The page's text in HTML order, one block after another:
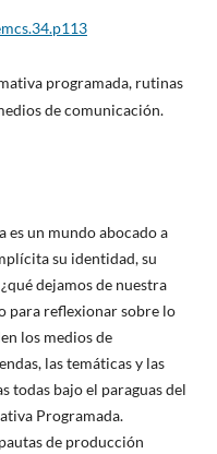
programada, rutinas
de comunicación.
es un mundo abocado a
su identidad, su
dejamos de nuestra
para reflexionar sobre lo
los medios de
las temáticas y las
todas bajo el paraguas del
Programada.
de producción